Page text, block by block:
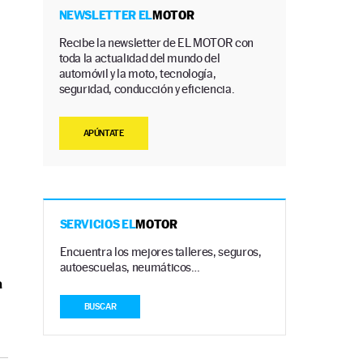
NEWSLETTER ELMOTOR
Recibe la newsletter de EL MOTOR con
toda la actualidad del mundo del
automóvil y la moto, tecnología,
seguridad, conducción y eficiencia.
APÚNTATE
SERVICIOS ELMOTOR
Encuentra los mejores talleres, seguros,
autoescuelas, neumáticos…
BUSCAR